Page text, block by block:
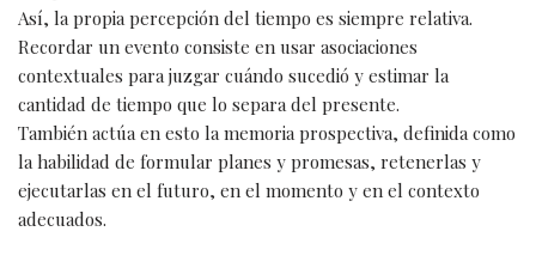
Así, la propia percepción del tiempo es siempre relativa.
Recordar un evento consiste en usar asociaciones
contextuales para juzgar cuándo sucedió y estimar la
cantidad de tiempo que lo separa del presente.
También actúa en esto la memoria prospectiva, definida como
la habilidad de formular planes y promesas, retenerlas y
ejecutarlas en el futuro, en el momento y en el contexto
adecuados.